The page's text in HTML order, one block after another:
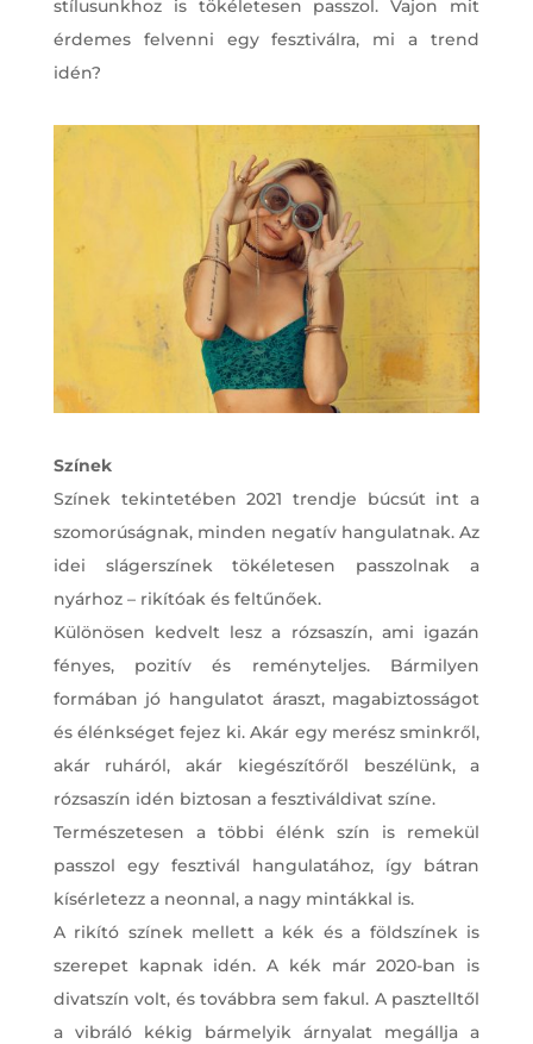
stílusunkhoz is tökéletesen passzol. Vajon mit
érdemes felvenni egy fesztiválra, mi a trend
idén?
Színek
Színek tekintetében 2021 trendje búcsút int a
szomorúságnak, minden negatív hangulatnak. Az
idei slágerszínek tökéletesen passzolnak a
nyárhoz – rikítóak és feltűnőek.
Különösen kedvelt lesz a rózsaszín, ami igazán
fényes, pozitív és reményteljes. Bármilyen
formában jó hangulatot áraszt, magabiztosságot
és élénkséget fejez ki. Akár egy merész sminkről,
akár ruháról, akár kiegészítőről beszélünk, a
rózsaszín idén biztosan a fesztiváldivat színe.
Természetesen a többi élénk szín is remekül
passzol egy fesztivál hangulatához, így bátran
kísérletezz a neonnal, a nagy mintákkal is.
A rikító színek mellett a kék és a földszínek is
szerepet kapnak idén. A kék már 2020-ban is
divatszín volt, és továbbra sem fakul. A pasztelltől
a vibráló kékig bármelyik árnyalat megállja a